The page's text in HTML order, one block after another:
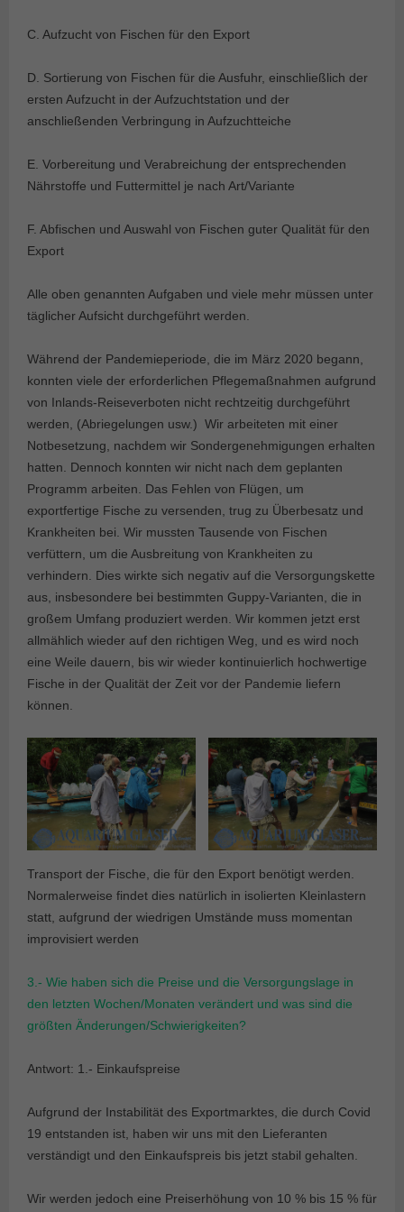
C. Aufzucht von Fischen für den Export
D. Sortierung von Fischen für die Ausfuhr, einschließlich der
ersten Aufzucht in der Aufzuchtstation und der
anschließenden Verbringung in Aufzuchtteiche
E. Vorbereitung und Verabreichung der entsprechenden
Nährstoffe und Futtermittel je nach Art/Variante
F. Abfischen und Auswahl von Fischen guter Qualität für den
Export
Alle oben genannten Aufgaben und viele mehr müssen unter
täglicher Aufsicht durchgeführt werden.
Während der Pandemieperiode, die im März 2020 begann,
konnten viele der erforderlichen Pflegemaßnahmen aufgrund
von Inlands-Reiseverboten nicht rechtzeitig durchgeführt
werden, (Abriegelungen usw.) Wir arbeiteten mit einer
Notbesetzung, nachdem wir Sondergenehmigungen erhalten
hatten. Dennoch konnten wir nicht nach dem geplanten
Programm arbeiten. Das Fehlen von Flügen, um
exportfertige Fische zu versenden, trug zu Überbesatz und
Krankheiten bei. Wir mussten Tausende von Fischen
verfüttern, um die Ausbreitung von Krankheiten zu
verhindern. Dies wirkte sich negativ auf die Versorgungskette
aus, insbesondere bei bestimmten Guppy-Varianten, die in
großem Umfang produziert werden. Wir kommen jetzt erst
allmählich wieder auf den richtigen Weg, und es wird noch
eine Weile dauern, bis wir wieder kontinuierlich hochwertige
Fische in der Qualität der Zeit vor der Pandemie liefern
können.
Transport der Fische, die für den Export benötigt werden.
Normalerweise findet dies natürlich in isolierten Kleinlastern
statt, aufgrund der wiedrigen Umstände muss momentan
improvisiert werden
3.- Wie haben sich die Preise und die Versorgungslage in
den letzten Wochen/Monaten verändert und was sind die
größten Änderungen/Schwierigkeiten?
Antwort: 1.- Einkaufspreise
Aufgrund der Instabilität des Exportmarktes, die durch Covid
19 entstanden ist, haben wir uns mit den Lieferanten
verständigt und den Einkaufspreis bis jetzt stabil gehalten.
Wir werden jedoch eine Preiserhöhung von 10 % bis 15 % für